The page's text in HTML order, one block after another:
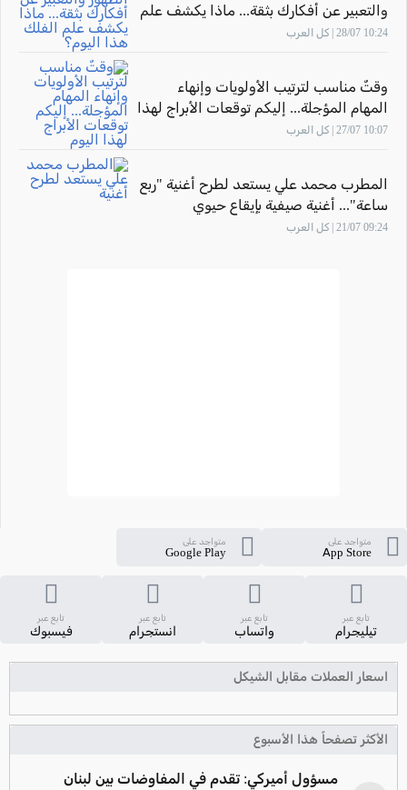
والتعبير عن أفكارك بثقة... ماذا يكشف علم
الفلك هذا اليوم؟
10:24 28/07 | كل العرب
وقتٌ مناسب لترتيب الأولويات وإنهاء
المهام المؤجلة... إليكم توقعات الأبراج لهذا
اليوم
10:07 27/07 | كل العرب
المطرب محمد علي يستعد لطرح أغنية "ربع
ساعة"... أغنية صيفية بإيقاع حيوي
09:24 21/07 | كل العرب
متواجد على
App Store
متواجد على
Google Play
تابع عبر
تيليجرام
تابع عبر
واتساب
تابع عبر
انستجرام
تابع عبر
فيسبوك
اسعار العملات مقابل الشيكل
الأكثر تصفحاً هذا الأسبوع
مسؤول أميركي: تقدم في المفاوضات بين لبنان